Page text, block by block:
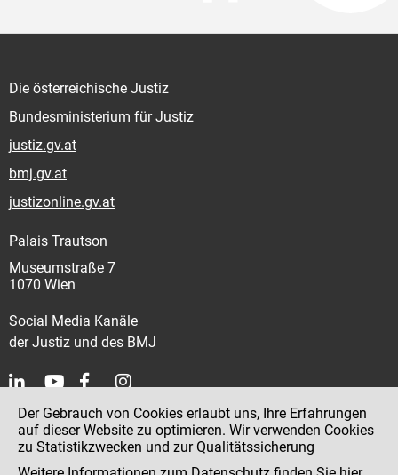
Die österreichische Justiz
Bundesministerium für Justiz
justiz.gv.at
bmj.gv.at
justizonline.gv.at
Palais Trautson
Museumstraße 7
1070 Wien
Social Media Kanäle
der Justiz und des BMJ
Kontakt
Impressum
Der Gebrauch von Cookies erlaubt uns, Ihre Erfahrungen
auf dieser Website zu optimieren. Wir verwenden Cookies
zu Statistikzwecken und zur Qualitätssicherung